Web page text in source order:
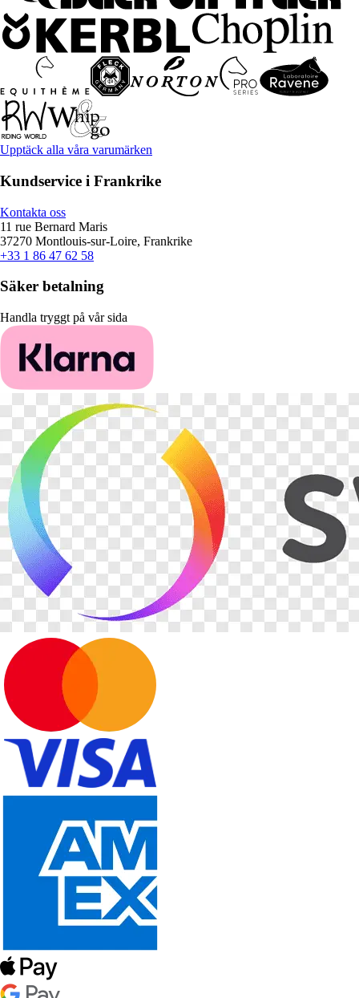
Upptäck alla våra varumärken
Kundservice i Frankrike
Kontakta oss
11 rue Bernard Maris
37270 Montlouis-sur-Loire, Frankrike
+33 1 86 47 62 58
Säker betalning
Handla tryggt på vår sida